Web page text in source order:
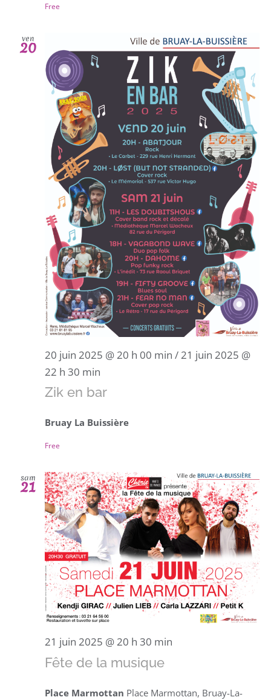
Free
ven
20
20 juin 2025 @ 20 h 00 min / 21 juin 2025 @
22 h 30 min
Zik en bar
Bruay La Buissière
Free
sam
21
21 juin 2025 @ 20 h 30 min
Fête de la musique
Place Marmottan Place Marmottan, Bruay-La-